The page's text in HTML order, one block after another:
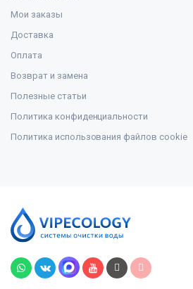
Мои заказы
Доставка
Оплата
Возврат и замена
Полезные статьи
Политика конфиденциальности
Политика использования файлов cookie